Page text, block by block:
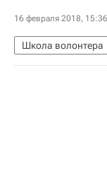
16 февраля 2018, 15:36
Школа волонтера
Социальное